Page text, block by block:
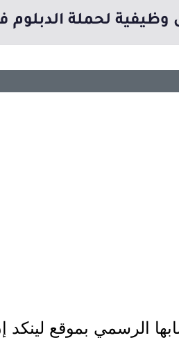
لحملة الدبلوم
الرسمي بموقع